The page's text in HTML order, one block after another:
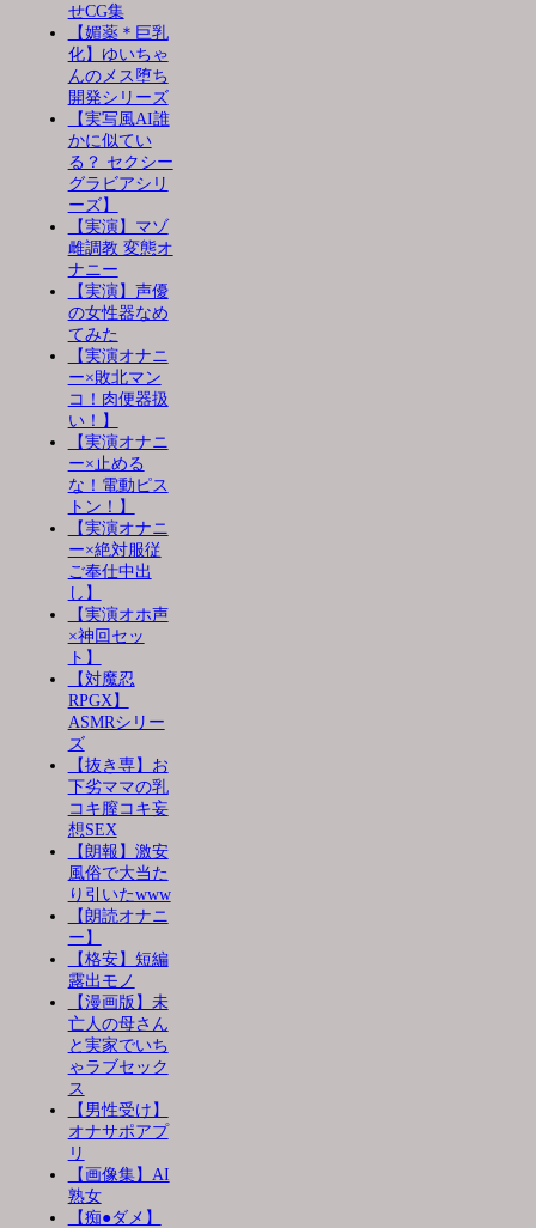
せCG集
【媚薬＊巨乳
化】ゆいちゃ
んのメス堕ち
開発シリーズ
【実写風AI誰
かに似てい
る？ セクシー
グラビアシリ
ーズ】
【実演】マゾ
雌調教 変態オ
ナニー
【実演】声優
の女性器なめ
てみた
【実演オナニ
ー×敗北マン
コ！肉便器扱
い！】
【実演オナニ
ー×止める
な！電動ピス
トン！】
【実演オナニ
ー×絶対服従
ご奉仕中出
し】
【実演オホ声
×神回セッ
ト】
【対魔忍
RPGX】
ASMRシリー
ズ
【抜き専】お
下劣ママの乳
コキ膣コキ妄
想SEX
【朗報】激安
風俗で大当た
り引いたwww
【朗読オナニ
ー】
【格安】短編
露出モノ
【漫画版】未
亡人の母さん
と実家でいち
ゃラブセック
ス
【男性受け】
オナサポアプ
リ
【画像集】AI
熟女
【痴●ダメ】